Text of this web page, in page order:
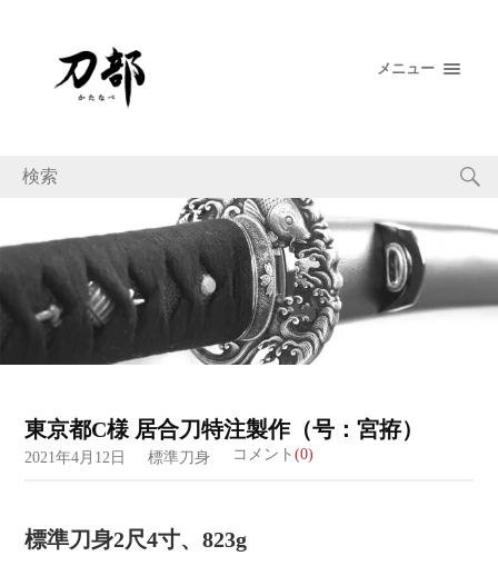
メニュー
東京都C様 居合刀特注製作（号：宮拵）
2021年4月12日 標準刀身 コメント(0)
標準刀身2尺4寸、823g